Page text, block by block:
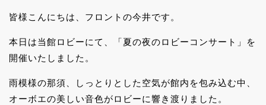
皆様こんにちは、フロントの今井です。
本日は当館ロビーにて、「夏の夜のロビーコンサート」を
開催いたしました。
雨模様の那須、しっとりとした空気が館内を包み込む中、
オーボエの美しい音色がロビーに響き渡りました。